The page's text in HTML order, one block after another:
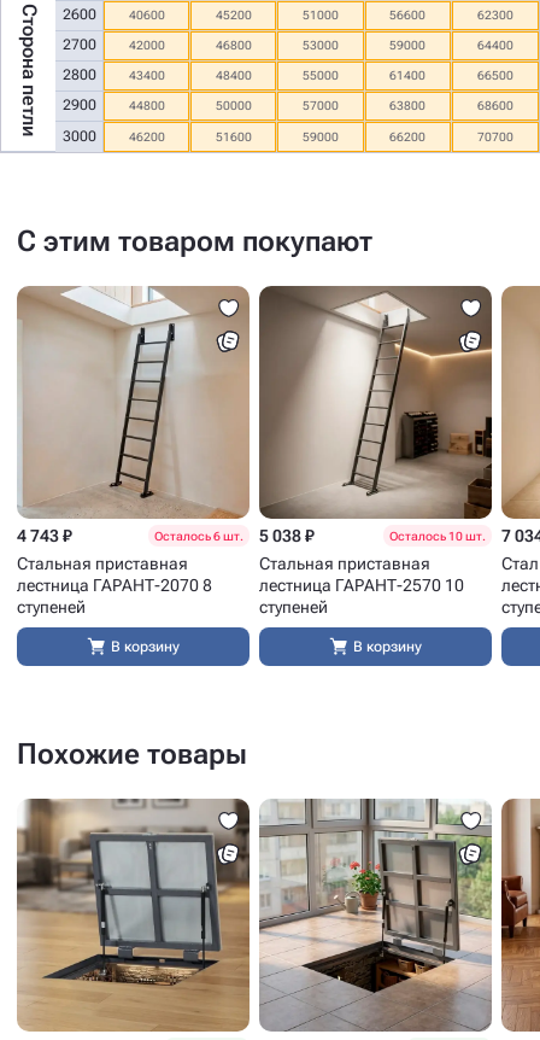
Сторона петли
2600
2700
2800
2900
3000
40600 45200 51000 56600 62300
42000 46800 53000 59000 64400
43400 48400 55000 61400 66500
44800 50000 57000 63800 68600
46200 51600 59000 66200 70700
С этим товаром покупают
4 743 ₽ Осталось 6 шт.
Стальная приставная
лестница ГАРАНТ-2070 8
ступеней
В корзину
5 038 ₽ Осталось 10 шт.
Стальная приставная
лестница ГАРАНТ-2570 10
ступеней
В корзину
7
Похожие товары